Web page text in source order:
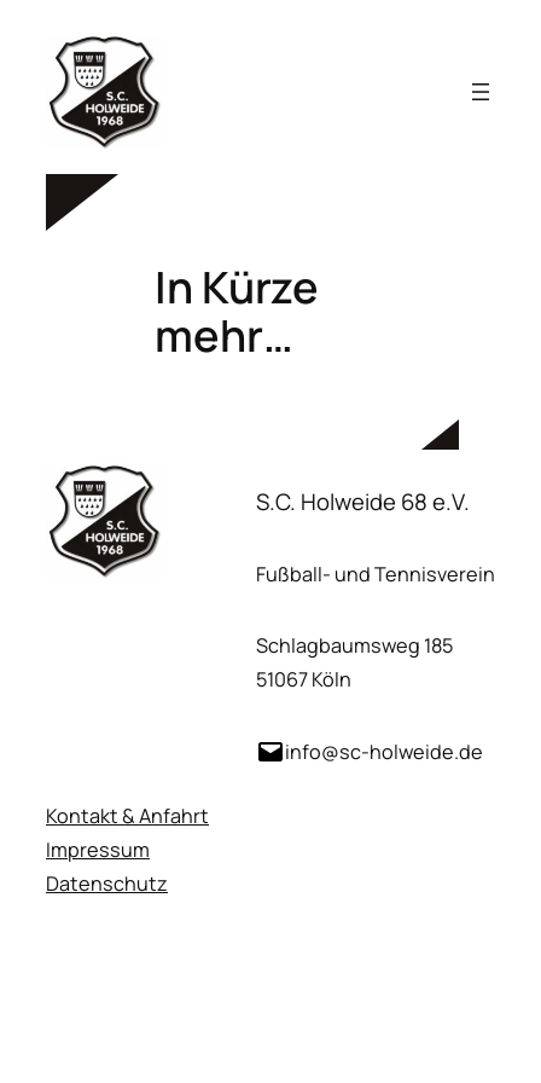
Inhalt
springen
In Kürze
mehr…
S.C. Holweide 68 e.V.
Fußball- und Tennisverein
Schlagbaumsweg 185
51067 Köln
info@sc-holweide.de
Kontakt & Anfahrt
Impressum
Datenschutz